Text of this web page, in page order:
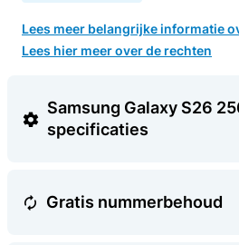
Lees meer belangrijke informatie
Lees hier meer over de rechten
Samsung Galaxy S26
specificaties
Gratis nummerbehoud